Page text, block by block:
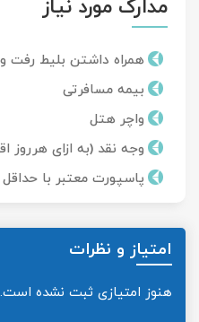
مدارک مورد نیاز
همراه داشتن بلیط رفت
بیمه مسافرتی
واچر هتل
وجه نقد (به ازای هرروز اقامت
پاسپورت معتبر با حداقل 7 ماه اعتبار
امتیاز و نظرات
هنوز امتیازی ثبت نشده است.